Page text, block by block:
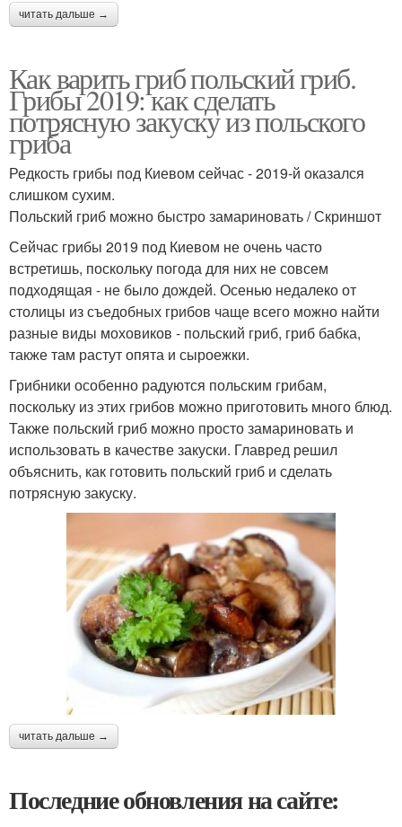
читать дальше →
Как варить гриб польский гриб.
Грибы 2019: как сделать
потрясную закуску из польского
гриба
Редкость грибы под Киевом сейчас - 2019-й оказался
слишком сухим.
Польский гриб можно быстро замариновать / Скриншот
Сейчас грибы 2019 под Киевом не очень часто
встретишь, поскольку погода для них не совсем
подходящая - не было дождей. Осенью недалеко от
столицы из съедобных грибов чаще всего можно найти
разные виды моховиков - польский гриб, гриб бабка,
также там растут опята и сыроежки.
Грибники особенно радуются польским грибам,
поскольку из этих грибов можно приготовить много блюд.
Также польский гриб можно просто замариновать и
использовать в качестве закуски. Главред решил
объяснить, как готовить польский гриб и сделать
потрясную закуску.
читать дальше →
Последние обновления на сайте: